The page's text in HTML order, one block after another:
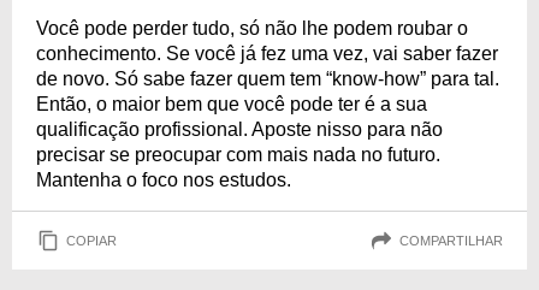
Você pode perder tudo, só não lhe podem roubar o
conhecimento. Se você já fez uma vez, vai saber fazer
de novo. Só sabe fazer quem tem “know-how” para tal.
Então, o maior bem que você pode ter é a sua
qualificação profissional. Aposte nisso para não
precisar se preocupar com mais nada no futuro.
Mantenha o foco nos estudos.
COPIAR COMPARTILHAR